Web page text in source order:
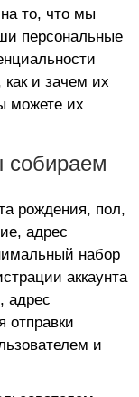
то, что мы
персональные
и зачем их
можете их
рождения, пол,
адрес
набор
аккаунта
адрес
отправки
и